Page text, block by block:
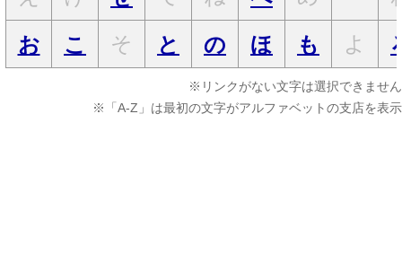
お
こ そ と の ほ も よ
※リンクがない文字は選択できません
※「A-Z」は最初の文字がアルファベットの支店を表示